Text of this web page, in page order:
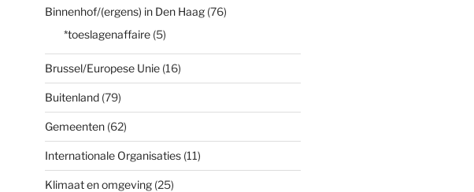
Binnenhof/(ergens) in Den Haag(76)
*toeslagenaffaire(5)
Brussel/Europese Unie(16)
Buitenland(79)
Gemeenten(62)
Internationale Organisaties(11)
Klimaat en omgeving(25)